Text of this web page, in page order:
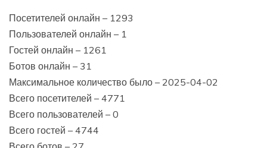
Посетителей онлайн – 1293
Пользователей онлайн – 1
Гостей онлайн – 1261
Ботов онлайн – 31
Максимальное количество было – 2025-04-02
Всего посетителей – 4771
Всего пользователей – 0
Всего гостей – 4744